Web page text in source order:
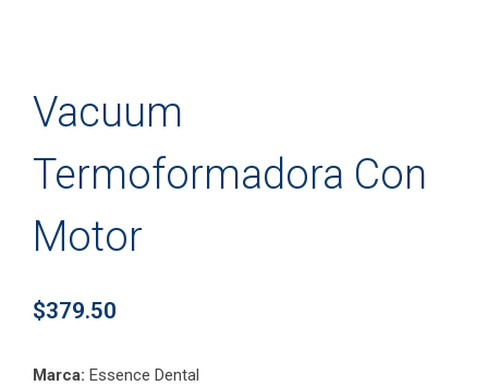
Vacuum
Termoformadora Con
Motor
$379.50
Marca: Essence Dental